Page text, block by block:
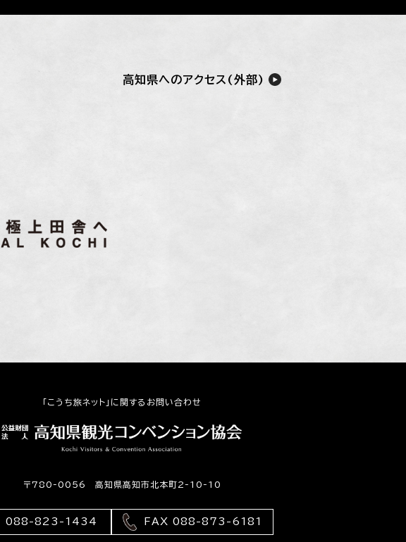
高知県へのアクセス(外部)
「こうち旅ネット」に関するお問い合わせ
〒780-0056 高知県高知市北本町2-10-10
088-823-1434 FAX 088-873-6181